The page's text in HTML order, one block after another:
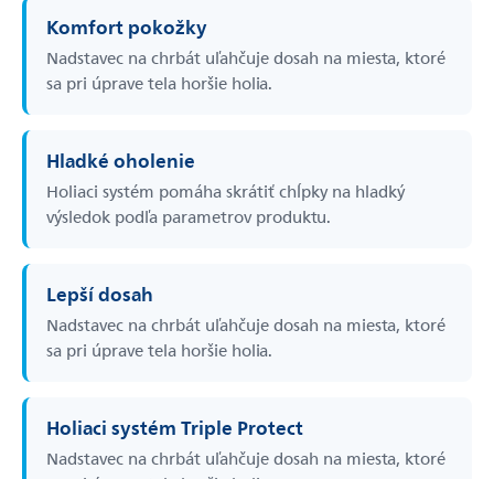
Komfort pokožky
Nadstavec na chrbát uľahčuje dosah na miesta, ktoré
sa pri úprave tela horšie holia.
Hladké oholenie
Holiaci systém pomáha skrátiť chĺpky na hladký
výsledok podľa parametrov produktu.
Lepší dosah
Nadstavec na chrbát uľahčuje dosah na miesta, ktoré
sa pri úprave tela horšie holia.
Holiaci systém Triple Protect
Nadstavec na chrbát uľahčuje dosah na miesta, ktoré